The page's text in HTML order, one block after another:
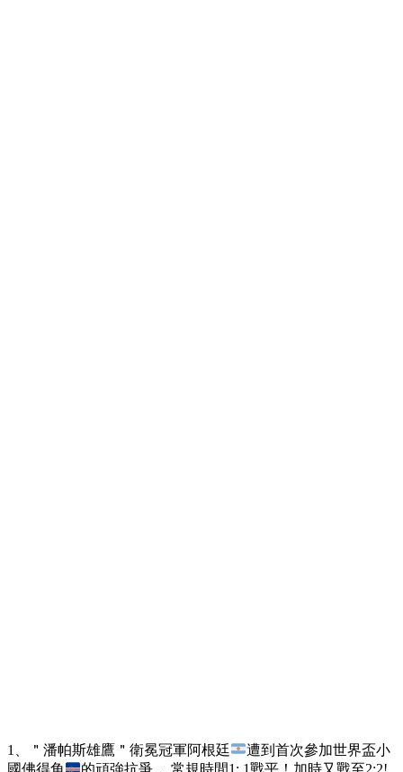
1、＂潘帕斯雄鷹＂衛冕冠軍阿根廷
遭到首次參加世界盃小
國佛得角
的頑強抗爭， 常規時間1: 1戰平！加時又戰至2:2!